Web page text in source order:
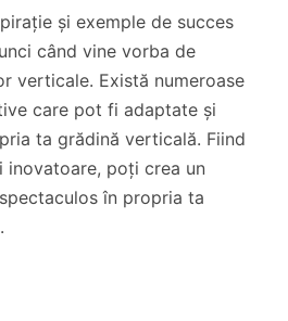
și exemple de succes
când vine vorba de
verticale. Există numeroase
care pot fi adaptate și
ta grădină verticală. Fiind
inovatoare, poți crea un
în propria ta